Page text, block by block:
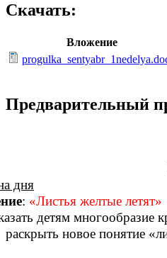
Скачать:
Вложение
Предварительный
дня
: «Листья желтые летят»
детям многообразие
раскрыть новое понятие